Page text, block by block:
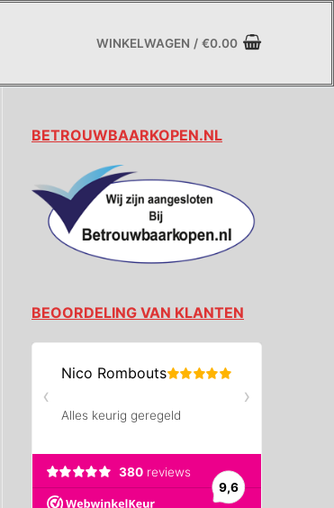
WINKELWAGEN / €0.00
BETROUWBAARKOPEN.NL
BEOORDELING VAN KLANTEN